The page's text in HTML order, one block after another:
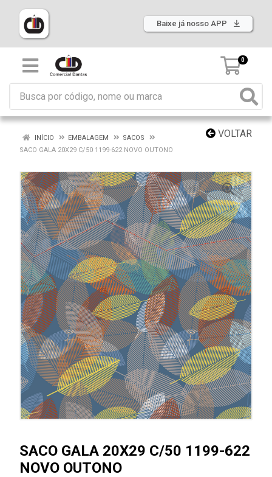
Baixe já nosso APP
0
VOLTAR
INÍCIO EMBALAGEM
SACOS
SACO GALA 20X29 C/50 1199-622 NOVO OUTONO
SACO GALA 20X29 C/50 1199-622
NOVO OUTONO